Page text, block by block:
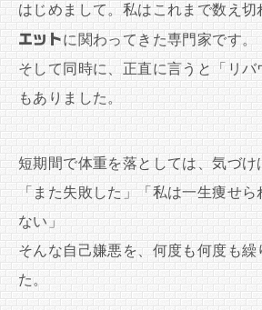
はじめまして。私はこれまで数え切
エットに関わってきた専門家です。
そして同時に、正直に言うと「リ
もありました。
短期間で体重を落としては、気づけ
「また失敗した」「私は一生痩せ
ない」
そんな自己嫌悪を、何度も何度も繰
た。